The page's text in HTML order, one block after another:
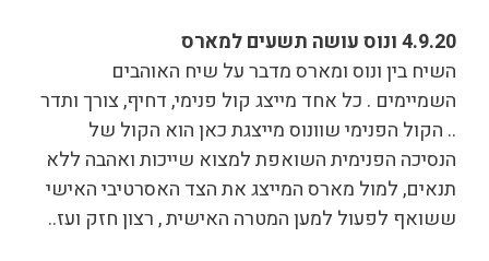
4.9.20 ונוס עושה תשעים למארס
השיח בין ונוס ומארס מדבר על שיח האוהבים
השמיימים . כל אחד מייצג קול פנימי, דחיף, צורך ותדר
.. הקול הפנימי שוונוס מייצגת כאן הוא הקול של
הנסיכה הפנימית השואפת למצוא שייכות ואהבה ללא
תנאים, למול מארס המייצג את הצד האסרטיבי האישי
ששואף לפעול למען המטרה האישית , רצון חזק ועז..